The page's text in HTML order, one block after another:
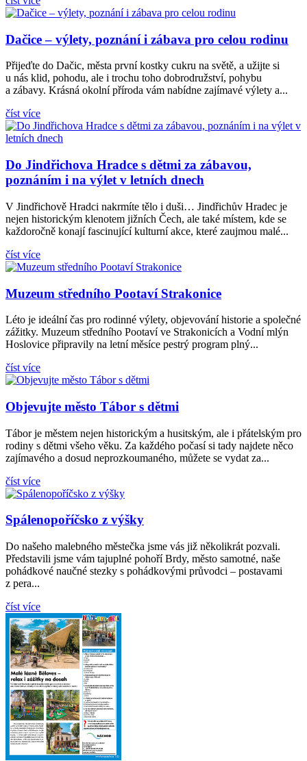
Dačice – výlety, poznání i zábava pro celou rodinu
Přijeďte do Dačic, města první kostky cukru na světě, a užijte si
u nás klid, pohodu, ale i trochu toho dobrodružství, pohybu
a zábavy. Krásná okolní příroda vám nabídne zajímavé výlety a...
číst více
Do Jindřichova Hradce s dětmi za zábavou,
poznáním i na výlet v letních dnech
V Jindřichově Hradci nakrmíte tělo i duši… Jindřichův Hradec je
nejen historickým klenotem jižních Čech, ale také místem, kde se
každoročně konají fascinující kulturní akce, které zaujmou malé...
číst více
Muzeum středního Pootaví Strakonice
Léto je ideální čas pro rodinné výlety, objevování historie a společné
zážitky. Muzeum středního Pootaví ve Strakonicích a Vodní mlýn
Hoslovice připravily na letní měsíce pestrý program plný...
číst více
Objevujte město Tábor s dětmi
Tábor je městem nejen historickým a husitským, ale i přátelským pro
rodiny s dětmi všeho věku. Za každého počasí si tady najdete něco
zajímavého a dosud neprozkoumaného, můžete se vydat za...
číst více
Spálenopoříčsko z výšky
Do našeho malebného městečka jsme vás již několikrát pozvali.
Představili jsme vám tajuplné pohoří Brdy, město samotné, naše
pohádkové naučné stezky s pohádkovými průvodci – postavami
z pera...
číst více